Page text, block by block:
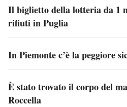
Il biglietto della lotteria da 1
rifiuti in Puglia
In Piemonte c’è la peggiore
È stato trovato il corpo del
Roccella